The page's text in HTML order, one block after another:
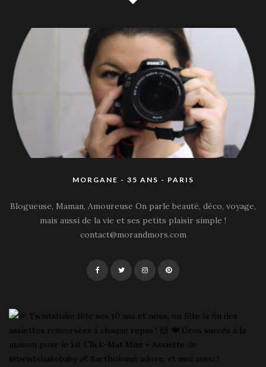
MORGANE - 35 ANS - PARIS
Blogueuse, Maman, Amoureuse On parle beauté, déco, voyage,
mais aussi de la vie et ses petits plaisir simple !
contact@morandmors.com